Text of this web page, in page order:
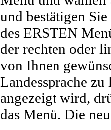
und bestätigen
des ERSTEN
der rechten oder
von Ihnen
Landessprache zu
angezeigt wird,
das Menü. Die